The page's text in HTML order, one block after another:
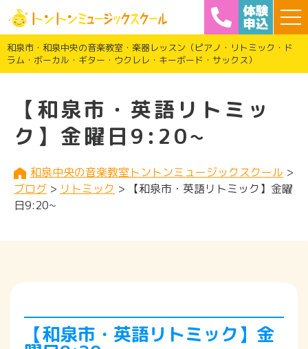
和泉市・和泉中央の音楽教室・楽器レッスン（ピアノ・リトミック・ド
ラム・ボーカル・ギター・ウクレレ・キーボード・サックス）
【和泉市・英語リトミッ
ク】金曜日9:20~
和泉中央の音楽教室トントンミュージックスクール >
ブログ > リトミック >
【和泉市・英語リトミック】金曜
日9:20~
【和泉市・英語リトミック】金